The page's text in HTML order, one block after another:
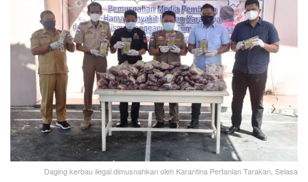
Daging kerbau ilegal dimusnahkan oleh Karantina Pertanian Tarakan, Selasa